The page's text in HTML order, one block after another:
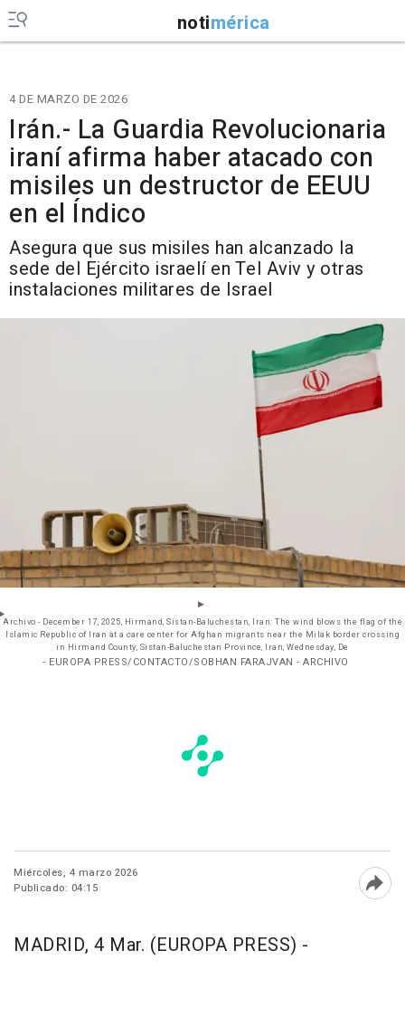
notimérica
4 DE MARZO DE 2026
Irán.- La Guardia Revolucionaria
iraní afirma haber atacado con
misiles un destructor de EEUU
en el Índico
Asegura que sus misiles han alcanzado la
sede del Ejército israelí en Tel Aviv y otras
instalaciones militares de Israel
Archivo - December 17, 2025, Hirmand, Sistan-Baluchestan, Iran: The wind blows the flag of the
Islamic Republic of Iran at a care center for Afghan migrants near the Milak border crossing
in Hirmand County, Sistan-Baluchestan Province, Iran, Wednesday, De
- EUROPA PRESS/CONTACTO/SOBHAN FARAJVAN - ARCHIVO
Miércoles, 4 marzo 2026
Publicado: 04:15
MADRID, 4 Mar. (EUROPA PRESS) -